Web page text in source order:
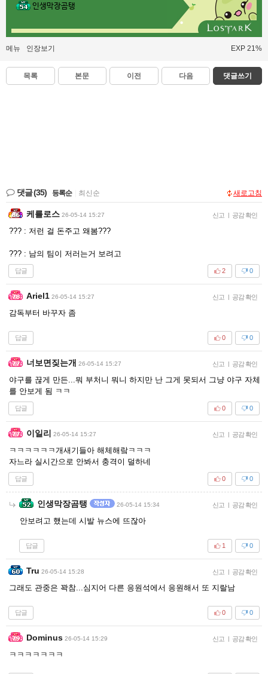
인생막장곰탱
메뉴 인장보기 EXP 21%
목록 본문 이전 다음 댓글쓰기
댓글(35) 등록순 최신순 새로고침
케를로스 26-05-14 15:27 신고 | 공감 확인
??? : 저런 걸 돈주고 왜봄???
??? : 남의 팀이 저러는거 보려고
답글 0
2
Ariel1 26-05-14 15:27 신고 | 공감 확인
감독부터 바꾸자 좀
답글 0
0
너보면짖는개 26-05-14 15:27 신고 | 공감 확인
야구를 끊게 만든...뭐 부처니 뭐니 하지만 난 그게 못되서 그냥 야구 자체
를 안보게 됨 ㅋㅋ
답글 0
0
이일리 26-05-14 15:27 신고 | 공감 확인
ㅋㅋㅋㅋㅋㅋ개새기들아 해체해랔ㅋㅋㅋ
자느라 실시간으로 안봐서 충격이 덜하네
답글 0
0
인생막장곰탱 26-05-14 15:34 신고 | 공감 확인
안보려고 헀는데 시발 뉴스에 뜨잖아
답글 0
1
Tru 26-05-14 15:28 신고 | 공감 확인
그래도 관중은 꽉참...심지어 다른 응원석에서 응원해서 또 지랄남
답글 0
0
Dominus 26-05-14 15:29 신고 | 공감 확인
ㅋㅋㅋㅋㅋㅋㅋ